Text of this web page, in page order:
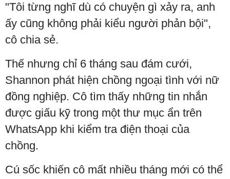
"Tôi từng nghĩ dù có chuyện gì xảy ra, anh
ấy cũng không phải kiểu người phản bội",
cô chia sẻ.
Thế nhưng chỉ 6 tháng sau đám cưới,
Shannon phát hiện chồng ngoại tình với nữ
đồng nghiệp. Cô tìm thấy những tin nhắn
được giấu kỹ trong một thư mục ẩn trên
WhatsApp khi kiểm tra điện thoại của
chồng.
Cú sốc khiến cô mất nhiều tháng mới có thể